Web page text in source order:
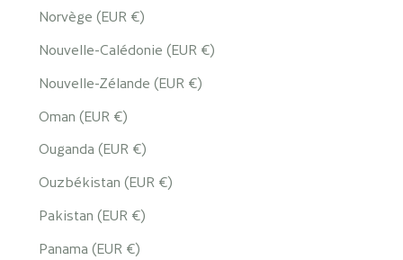
Norvège (EUR €)
Nouvelle-Calédonie (EUR €)
Nouvelle-Zélande (EUR €)
Oman (EUR €)
Ouganda (EUR €)
Ouzbékistan (EUR €)
Pakistan (EUR €)
Panama (EUR €)